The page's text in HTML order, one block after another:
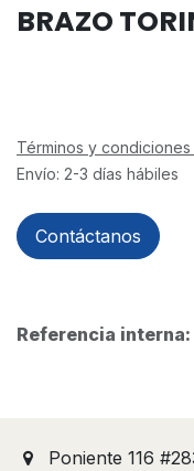
BRAZO
Términos y
Envío: 2-3 días hábiles
Contáctanos
Referencia interna:
Poniente 116